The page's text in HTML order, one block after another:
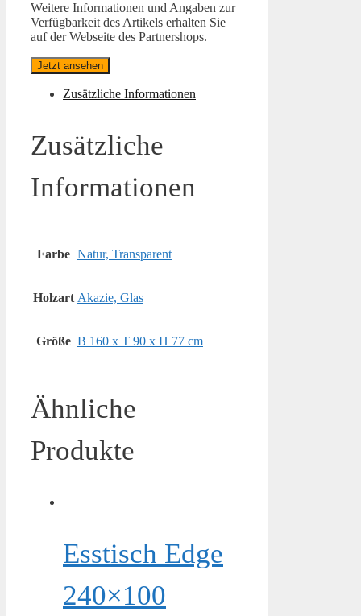
Weitere Informationen und Angaben zur
Verfügbarkeit des Artikels erhalten Sie
auf der Webseite des Partnershops.
Jetzt ansehen
Zusätzliche Informationen
Zusätzliche
Informationen
Farbe Natur, Transparent
Holzart Akazie, Glas
Größe B 160 x T 90 x H 77 cm
Ähnliche
Produkte
Esstisch Edge
240×100